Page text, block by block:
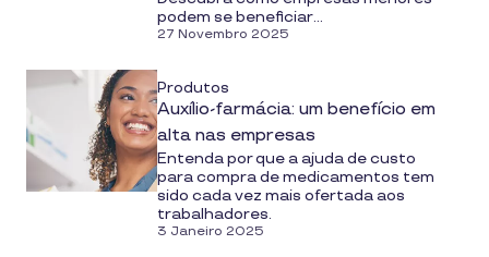
podem se beneficiar...
27 Novembro 2025
Produtos
Auxílio-farmácia: um benefício em
alta nas empresas
Entenda por que a ajuda de custo
para compra de medicamentos tem
sido cada vez mais ofertada aos
trabalhadores.
3 Janeiro 2025